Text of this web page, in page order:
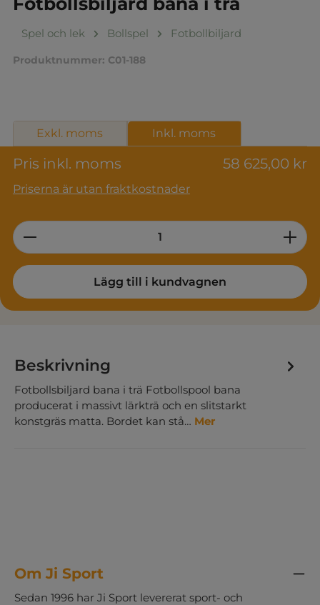
Spel och lek Bollspel Fotbollbiljard
Produktnummer: C01-188
Pris inkl. moms 58 625,00 kr
Priserna är utan fraktkostnader
Exkl. moms Inkl. moms
Product Quantity: Enter the desired
Lägg till i kundvagnen
Beskrivning
Fotbollsbiljard bana i trä Fotbollspool bana
producerat i massivt lärkträ och en slitstarkt
konstgräs matta. Bordet kan stå… Mer
Om Ji Sport
Sedan 1996 har Ji Sport levererat sport- och